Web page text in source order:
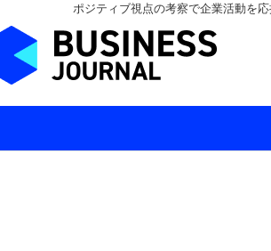
ポジティブ視点の考察で企業活動を